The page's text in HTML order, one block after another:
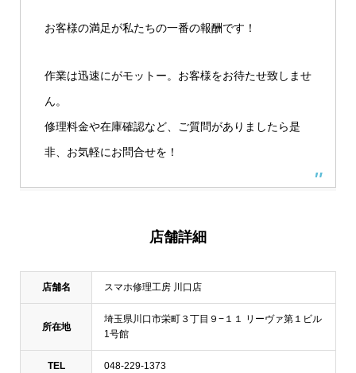
お客様の満足が私たちの一番の報酬です！
作業は迅速にがモットー。お客様をお待たせ致しませ
ん。
修理料金や在庫確認など、ご質問がありましたら是
非、お気軽にお問合せを！
店舗詳細
店舗名 スマホ修理工房 川口店
所在地
埼玉県川口市栄町３丁目９−１１ リーヴァ第１ビル
1号館
TEL 048-229-1373